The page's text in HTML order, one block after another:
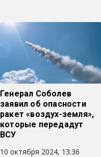
Генерал Соболев
заявил об опасности
ракет «воздух-земля»,
которые передадут
ВСУ
10 октября 2024, 13:36